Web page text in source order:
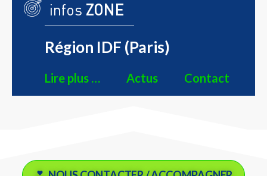
infos ZONE
Région IDF (Paris)
Lire plus … Actus Contact